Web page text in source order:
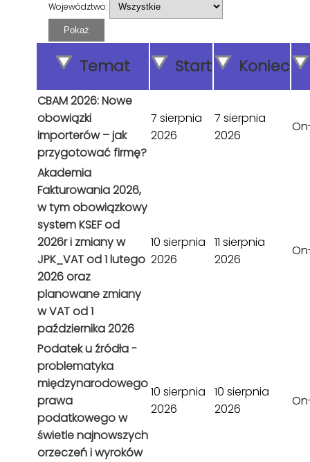
Województwo:
Pokaż
Temat Start Koniec
CBAM 2026: Nowe
obowiązki
importerów – jak
przygotować firmę?
7 sierpnia
2026
7 sierpnia
2026
Akademia
Fakturowania 2026,
w tym obowiązkowy
system KSEF od
2026r i zmiany w
JPK_VAT od 1 lutego
2026 oraz
planowane zmiany
w VAT od 1
października 2026
10 sierpnia
2026
11 sierpnia
2026
Podatek u źródła -
problematyka
międzynarodowego
prawa
podatkowego w
świetle najnowszych
orzeczeń i wyroków
10 sierpnia
2026
10 sierpnia
2026